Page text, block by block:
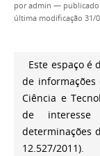
poradmin — publicado
última modificação 31/
Este espaço é
de informações
Ciência e
de interesse
determinações
12.527/2011).